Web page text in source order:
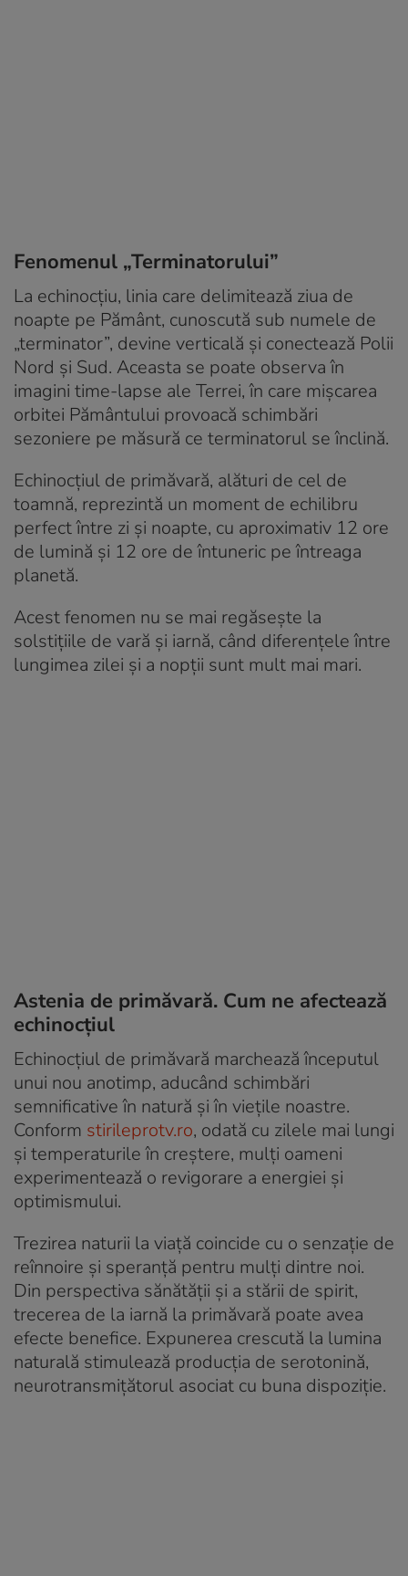
Fenomenul „Terminatorului”
La echinocțiu, linia care delimitează ziua de
noapte pe Pământ, cunoscută sub numele de
„terminator”, devine verticală și conectează Polii
Nord și Sud. Aceasta se poate observa în
imagini time-lapse ale Terrei, în care mișcarea
orbitei Pământului provoacă schimbări
sezoniere pe măsură ce terminatorul se înclină.
Echinocțiul de primăvară, alături de cel de
toamnă, reprezintă un moment de echilibru
perfect între zi și noapte, cu aproximativ 12 ore
de lumină și 12 ore de întuneric pe întreaga
planetă.
Acest fenomen nu se mai regăsește la
solstițiile de vară și iarnă, când diferențele între
lungimea zilei și a nopții sunt mult mai mari.
Astenia de primăvară. Cum ne afectează
echinocțiul
Echinocțiul de primăvară marchează începutul
unui nou anotimp, aducând schimbări
semnificative în natură și în viețile noastre.
Conform stirileprotv.ro, odată cu zilele mai lungi
și temperaturile în creștere, mulți oameni
experimentează o revigorare a energiei și
optimismului.
Trezirea naturii la viață coincide cu o senzație de
reînnoire și speranță pentru mulți dintre noi.
Din perspectiva sănătății și a stării de spirit,
trecerea de la iarnă la primăvară poate avea
efecte benefice. Expunerea crescută la lumina
naturală stimulează producția de serotonină,
neurotransmițătorul asociat cu buna dispoziție.